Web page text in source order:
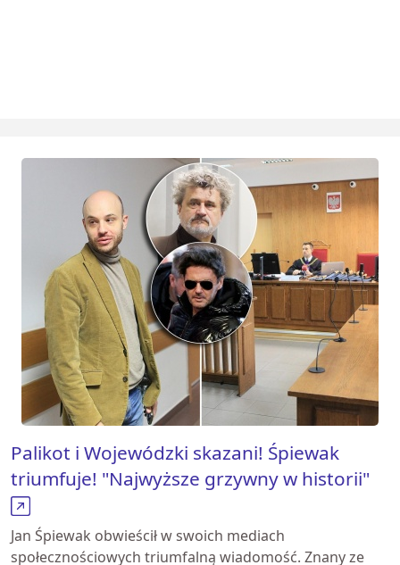
Palikot i Wojewódzki skazani! Śpiewak
triumfuje! "Najwyższe grzywny w historii"
Jan Śpiewak obwieścił w swoich mediach
społecznościowych triumfalną wiadomość. Znany ze